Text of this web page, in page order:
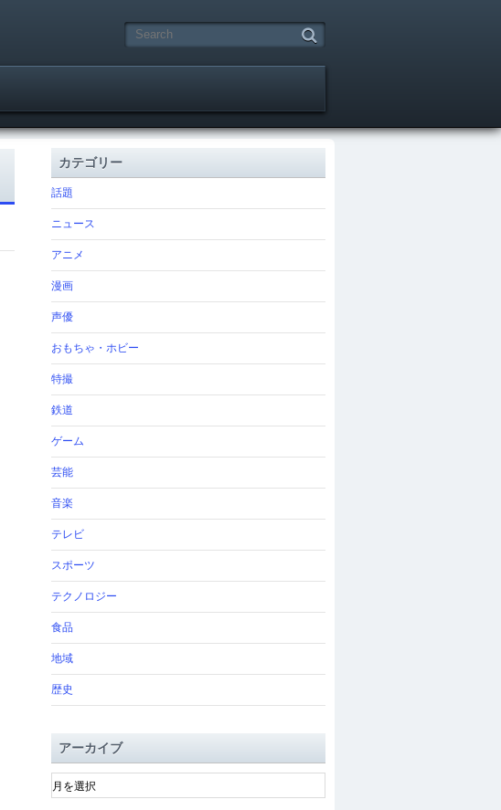
カテゴリー
話題
ニュース
アニメ
漫画
声優
おもちゃ・ホビー
特撮
鉄道
ゲーム
芸能
音楽
テレビ
スポーツ
テクノロジー
食品
地域
歴史
アーカイブ
ア
ー